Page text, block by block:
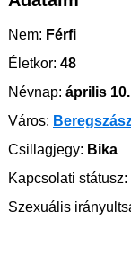
Nem: Férfi
Életkor: 48
Névnap: április 10.
Város:
Csillagjegy: Bika
Kapcsolati státusz:
Szexuális